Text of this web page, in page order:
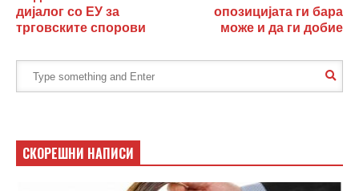
дијалог со ЕУ за
трговските спорови
опозицијата ги бара
може и да ги добие
СКОРЕШНИ НАПИСИ